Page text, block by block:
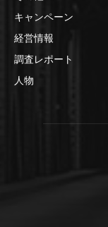
キャンペーン
経営情報
調査レポート
人物